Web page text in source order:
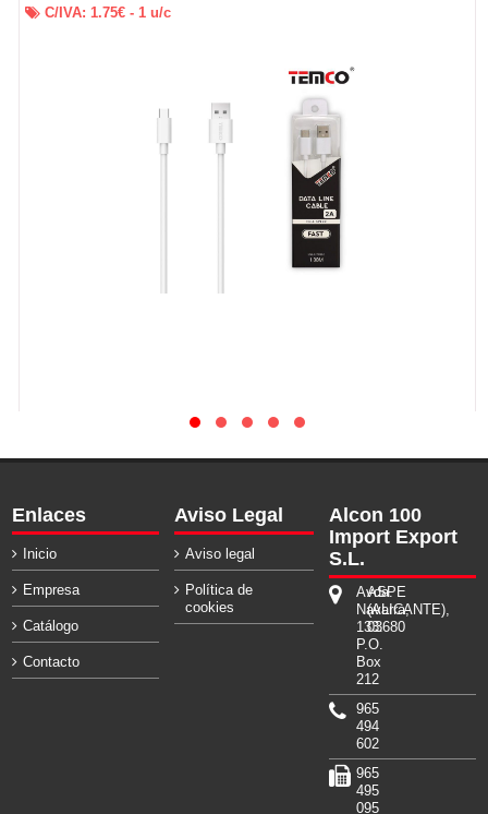
C/IVA: 1.75€ - 1u/c
Enlaces
Inicio
Empresa
Catálogo
Contacto
Aviso Legal
Aviso legal
Política de
cookies
Alcon 100
Import Export
S.L.
Avda.
Navarra,
133.
P.O.
Box
212
ASPE
(ALICANTE),
03680
965
494
602
965
495
095